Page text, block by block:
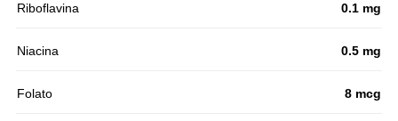
Riboflavina 0.1 mg
Niacina 0.5 mg
Folato 8 mcg